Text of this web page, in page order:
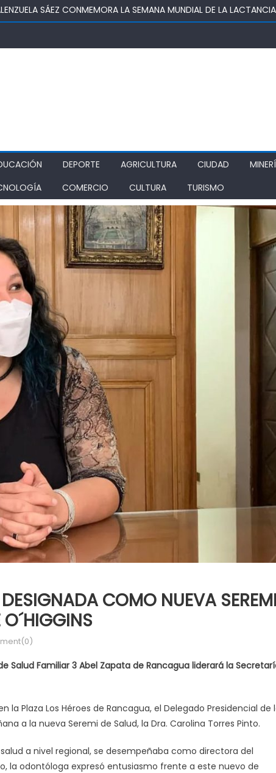
PERMITIRÁ LA CONSTRUCCIÓN DE POZO DEL SSR
COMO ALTERNATIVA ESTRATÉGICA A LOS LIBERTADORES
PROSTÍBULOS CLANDESTINOS EN RANCAGUA: NUEVO
DEPORTE AGRICULTURA CIUDAD
COMERCIO CULTURA TURISMO
COMO NUEVA
Salud Familiar 3 Abel Zapata de Rancagua liderará la
la Plaza Los Héroes de Rancagua, el Delegado Presidencial de
a la nueva Seremi de Salud, la Dra. Carolina Torres Pinto.
a nivel regional, se desempeñaba como directora del
la odontóloga expresó entusiasmo frente a este nuevo de